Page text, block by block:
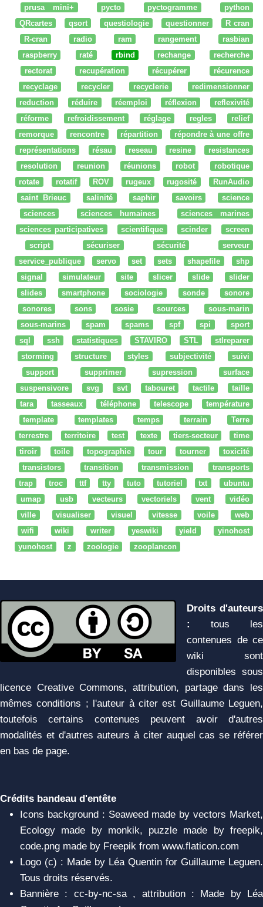
prusa mini+
pycto pyctogramme
python
QRcartes
qsort questiologie questionner
R cran
R-cran
radio ram rangement
rasbian
raspberry
raté rbind rechange
recherche
rectorat
recupération récupérer
récurence
recyclage
recycler recyclerie
redimensionner
reduction
réduire réemploi réflexion
reflexivité
réforme
refroidissement réglage regles
relief
remorque
rencontre répartition
répondre à une offre
représentations
résau reseau resine
resistances
resolution
reunion réunions robot
robotique
rotate
rotatif ROV rugeux rugosité
RunAudio
saint Brieuc
salinité saphir savoirs
science
sciences
sciences humaines
sciences marines
sciences participatives
scientifique scinder
screen
script
sécuriser sécurité
serveur
service_publique
servo set sets shapefile
shp
signal
simulateur site slicer slide
slider
slides
smartphone sociologie sonde
sonore
sonores
sons sosie sources
sous-marin
sous-marins
spam spams spf spi
sport
sql
ssh statistiques STAVIRO STL
stlreparer
storming
structure styles subjectivité
suivi
support
supprimer supression
surface
suspensivore
svg svt tabouret tactile
taille
tara
tasseaux téléphone telescope
température
template
templates temps terrain
Terre
terrestre
territoire test texte tiers-secteur
time
tiroir
toile topographie tour tourner
toxicité
transistors
transition transmission
transports
trap
troc ttf tty tuto tutoriel txt
ubuntu
umap
usb vecteurs vectoriels vent
vidéo
ville
visualiser visuel vitesse voile
web
wifi
wiki writer yeswiki yield
yinohost
yunohost
z zoologie zooplancon
Droits d'auteurs
:
tous les
contenues de ce
wiki sont
disponibles sous
licence Creative Commons, attribution, partage dans les
mêmes conditions ; l'auteur à citer est Guillaume Leguen,
toutefois certains contenues peuvent avoir d'autres
modalités et d'autres auteurs à citer auquel cas se référer
en bas de page.
Crédits bandeau d'entête
Icons background : Seaweed made by vectors Market,
Ecology made by monkik, puzzle made by freepik,
code.png made by Freepik from www.flaticon.com
Logo (c) : Made by Léa Quentin for Guillaume Leguen.
Tous droits réservés.
Bannière : cc-by-nc-sa , attribution : Made by Léa